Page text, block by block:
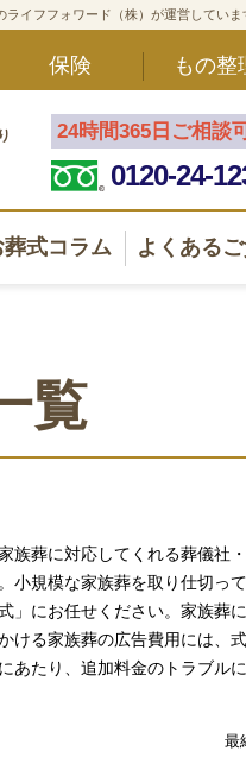
イフフォワード（株）が運営していま
保険 もの整
24時間365日ご相談
0120-24-
葬式コラム よくある
覧
族葬に対応してくれる葬儀社
小規模な家族葬を取り仕切っ
」にお任せください。家族葬
ける家族葬の広告費用には、
あたり、追加料金のトラブル
最